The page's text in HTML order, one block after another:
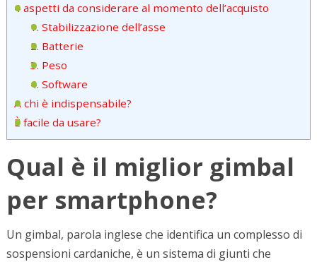
4 aspetti da considerare al momento dell’acquisto
1. Stabilizzazione dell’asse
2. Batterie
3. Peso
4. Software
A chi è indispensabile?
È facile da usare?
Qual è il miglior gimbal
per smartphone?
Un gimbal, parola inglese che identifica un complesso di
sospensioni cardaniche, è un sistema di giunti che